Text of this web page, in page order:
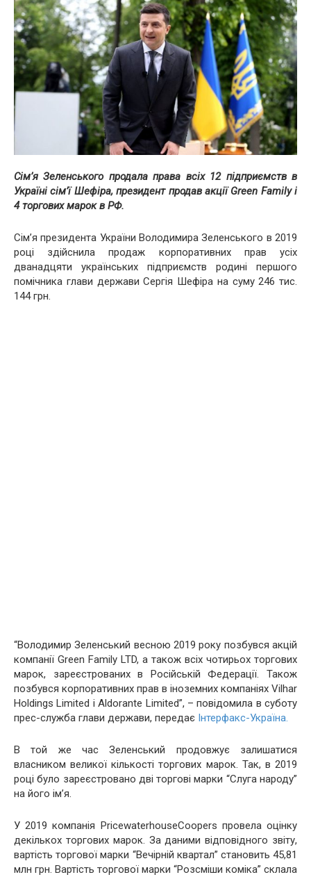
Сім’я Зеленського продала права всіх 12 підприємств в
Україні сім’ї Шефіра, президент продав акції Green Family і
4 торгових марок в РФ.
Сім’я президента України Володимира Зеленського в 2019
році здійснила продаж корпоративних прав усіх
дванадцяти українських підприємств родині першого
помічника глави держави Сергія Шефіра на суму 246 тис.
144 грн.
“Володимир Зеленський весною 2019 року позбувся акцій
компанії Green Family LTD, а також всіх чотирьох торгових
марок, зареєстрованих в Російській Федерації. Також
позбувся корпоративних прав в іноземних компаніях Vilhar
Holdings Limited і Aldorante Limited”, – повідомила в суботу
прес-служба глави держави, передає Інтерфакс-Україна.
В той же час Зеленський продовжує залишатися
власником великої кількості торгових марок. Так, в 2019
році було зареєстровано дві торгові марки “Слуга народу”
на його ім’я.
У 2019 компанія PricewaterhouseCoopers провела оцінку
декількох торгових марок. За даними відповідного звіту,
вартість торгової марки “Вечірній квартал” становить 45,81
млн грн. Вартість торгової марки “Розсміши коміка” склала